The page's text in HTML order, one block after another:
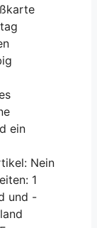
ein
Nein
1
und -